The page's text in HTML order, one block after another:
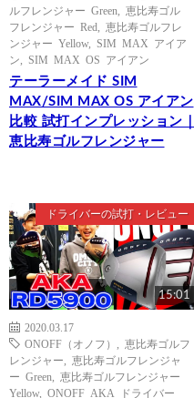
ルフレンジャー Green
恵比寿ゴル
フレンジャー Red
恵比寿ゴルフレ
ンジャー Yellow, SIM MAX アイア
ン
SIM MAX OS アイアン
テーラーメイド SIM
MAX/SIM MAX OS アイアン
比較 試打インプレッション｜
恵比寿ゴルフレンジャー
ドライバーの試打・レビュー
15:01
2020.03.17
ONOFF（オノフ）
恵比寿ゴルフ
レンジャー
恵比寿ゴルフレンジャ
ー Green
恵比寿ゴルフレンジャー
Yellow, ONOFF AKA ドライバー